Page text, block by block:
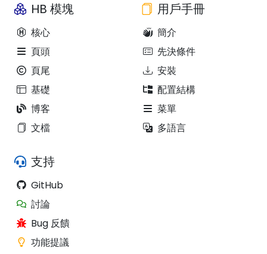
HB 模塊
核心
頁頭
頁尾
基礎
博客
文檔
用戶手冊
簡介
先決條件
安裝
配置結構
菜單
多語言
支持
GitHub
討論
Bug 反饋
功能提議